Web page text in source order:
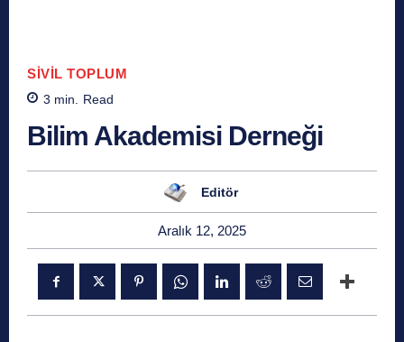
SIVIL TOPLUM
3 min. Read
Bilim Akademisi Derneği
Editör
Aralık 12, 2025